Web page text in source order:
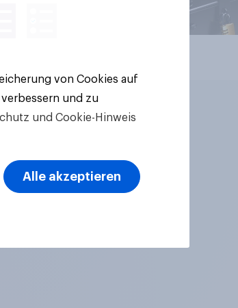
von Cookies auf
und zu
und Cookie-Hinweis
Alle akzeptieren